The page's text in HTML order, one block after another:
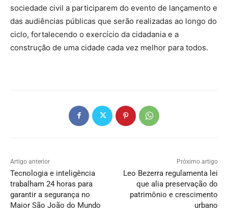
sociedade civil a participarem do evento de lançamento e
das audiências públicas que serão realizadas ao longo do
ciclo, fortalecendo o exercício da cidadania e a
construção de uma cidade cada vez melhor para todos.
Artigo anterior
Tecnologia e inteligência
trabalham 24 horas para
garantir a segurança no
Maior São João do Mundo
Próximo artigo
Leo Bezerra regulamenta lei
que alia preservação do
patrimônio e crescimento
urbano